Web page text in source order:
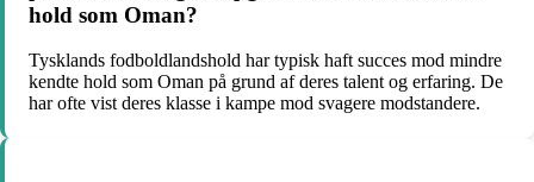
hold som Oman?
Tysklands fodboldlandshold har typisk haft succes mod mindre
kendte hold som Oman på grund af deres talent og erfaring. De
har ofte vist deres klasse i kampe mod svagere modstandere.